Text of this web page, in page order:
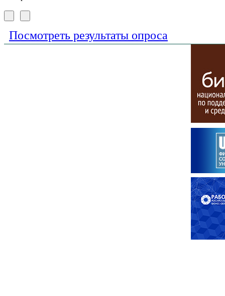
Посмотреть результаты опроса